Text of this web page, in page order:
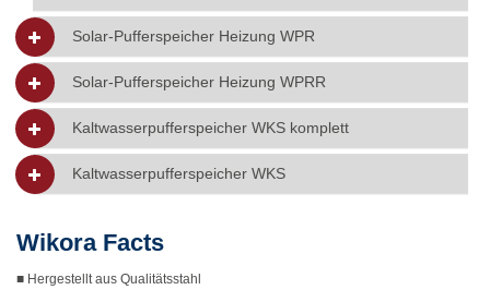
Solar-Pufferspeicher Heizung WPR
Solar-Pufferspeicher Heizung WPRR
Kaltwasserpufferspeicher WKS komplett
Kaltwasserpufferspeicher WKS
Wikora Facts
■ Hergestellt aus Qualitätsstahl